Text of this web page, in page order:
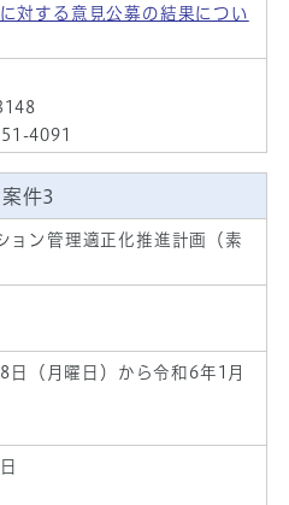
対する意見公募の結果につい
4091
案件3
ョン管理適正化推進計画（素
日（月曜日）から令和6年1月